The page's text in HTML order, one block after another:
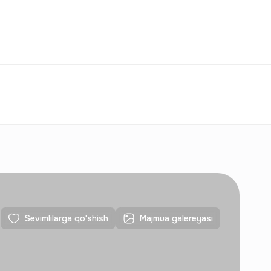
Sevimlilarga qo'shish Majmua galereyasi